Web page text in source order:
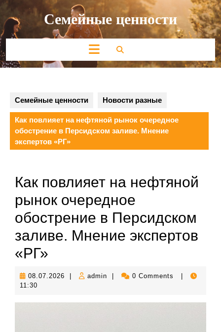
Перейти
содержимому Семейные ценности
Кнопка
Открыть
Семейные ценности Новости разные
Как повлияет на нефтяной рынок очередное
обострение в Персидском заливе. Мнение
экспертов «РГ»
Как повлияет на нефтяной
рынок очередное
обострение в Персидском
заливе. Мнение экспертов
«РГ»
08.07.2026 08.07.2026
admin admin 0 Comments
11:30